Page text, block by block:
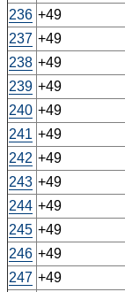
236 +49
237 +49
238 +49
239 +49
240 +49
241 +49
242 +49
243 +49
244 +49
245 +49
246 +49
247 +49